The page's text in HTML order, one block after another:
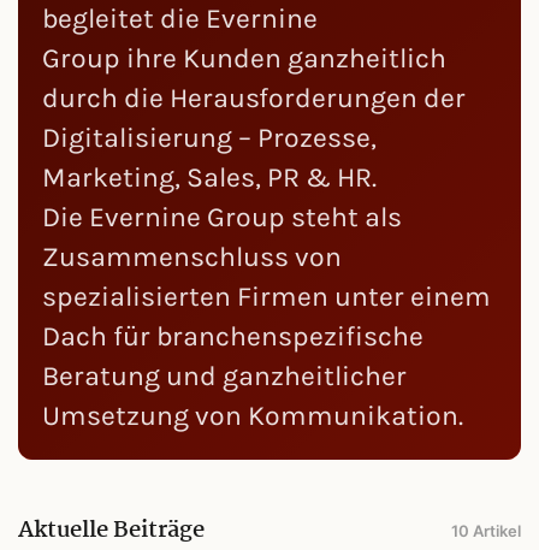
begleitet die Evernine
Group ihre Kunden ganzheitlich
durch die Herausforderungen der
Digitalisierung – Prozesse,
Marketing, Sales, PR & HR.
Die Evernine Group steht als
Zusammenschluss von
spezialisierten Firmen unter einem
Dach für branchenspezifische
Beratung und ganzheitlicher
Umsetzung von Kommunikation.
Aktuelle Beiträge 10 Artikel